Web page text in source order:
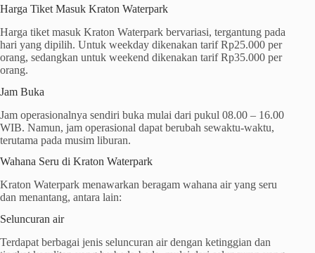
Harga Tiket Masuk Kraton Waterpark
Harga tiket masuk Kraton Waterpark bervariasi, tergantung pada
hari yang dipilih. Untuk weekday dikenakan tarif Rp25.000 per
orang, sedangkan untuk weekend dikenakan tarif Rp35.000 per
orang.
Jam Buka
Jam operasionalnya sendiri buka mulai dari pukul 08.00 – 16.00
WIB. Namun, jam operasional dapat berubah sewaktu-waktu,
terutama pada musim liburan.
Wahana Seru di Kraton Waterpark
Kraton Waterpark menawarkan beragam wahana air yang seru
dan menantang, antara lain:
Seluncuran air
Terdapat berbagai jenis seluncuran air dengan ketinggian dan